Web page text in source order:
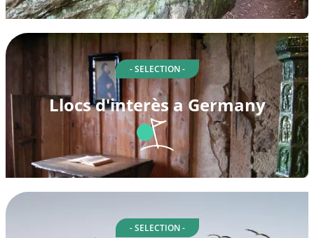
- SELECTION -
Llocs d'interès a Germany
- SELECTION -